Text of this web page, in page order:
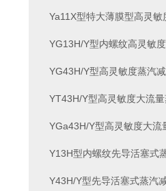
Ya11X型特大薄膜型高灵敏
YG13H/Y型内螺纹高灵敏
YG43H/Y型高灵敏度蒸汽
YT43H/Y型高灵敏度大流
YGa43H/Y型高灵敏度大流
Y13H型内螺纹先导活塞式
Y43H/Y型先导活塞式蒸汽